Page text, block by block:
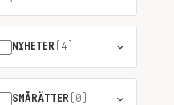
NYHETER (4)
SMÅRÄTTER (0)